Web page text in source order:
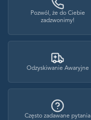
Pozwól, że do Ciebie
zadzwonimy!
Odzyskiwanie Awaryjne
Często zadawane pytania